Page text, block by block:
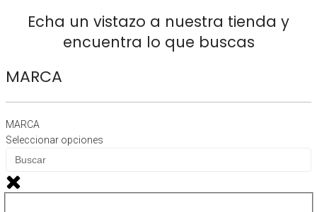
Echa un vistazo a nuestra tienda y
encuentra lo que buscas
MARCA
MARCA
Seleccionar opciones